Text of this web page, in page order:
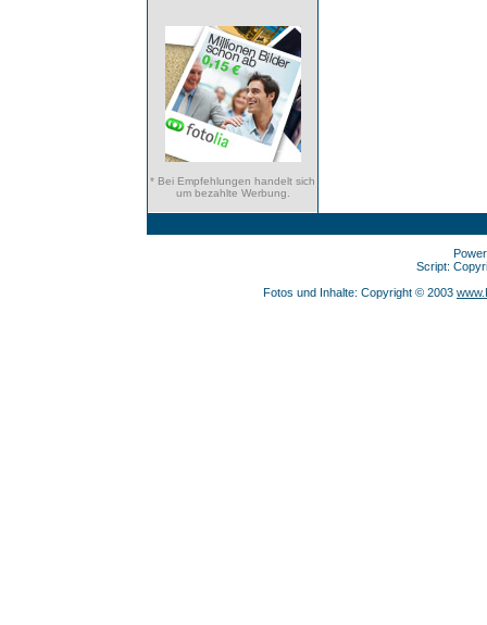
* Bei Empfehlungen handelt sich
um bezahlte Werbung.
Script:
Fotos und Inhalte: Copyright © 2003